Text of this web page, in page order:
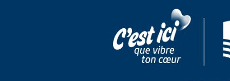
Français pour
Perfectionnement du
Formation offerte sur
Service d'évaluation
Renseignements